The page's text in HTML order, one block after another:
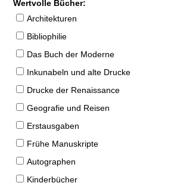
Wertvolle Bücher:
Architekturen
Bibliophilie
Das Buch der Moderne
Inkunabeln und alte Drucke
Drucke der Renaissance
Geografie und Reisen
Erstausgaben
Frühe Manuskripte
Autographen
Kinderbücher